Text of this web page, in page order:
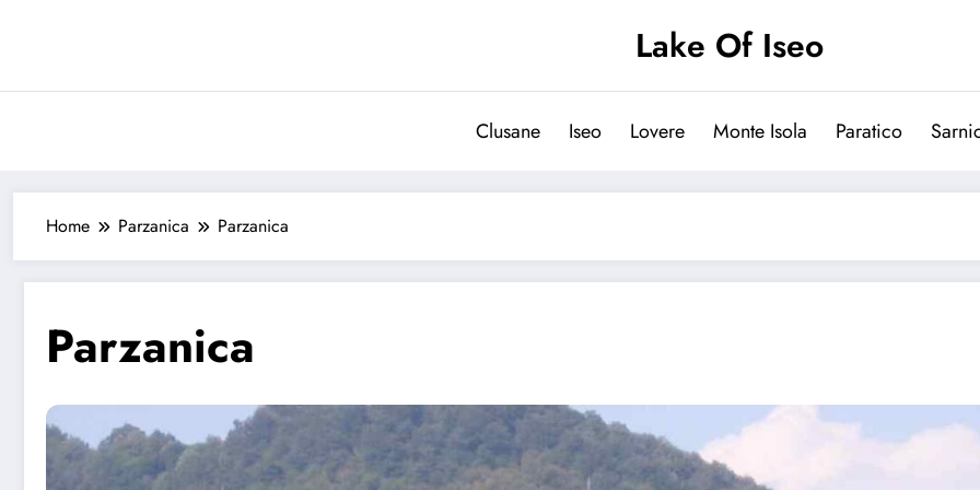
Lake Of Iseo
Clusane Iseo Lovere Monte Isola Paratico
Home Parzanica Parzanica
Parzanica